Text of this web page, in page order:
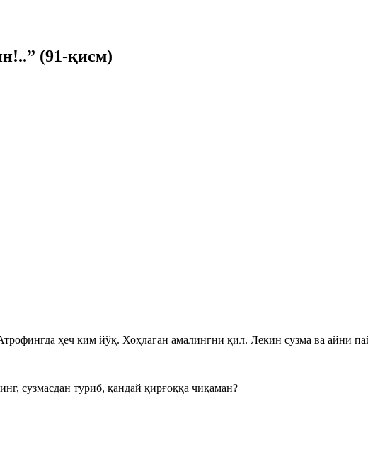
(91-қисм)
ҳеч ким йўқ. Хоҳлаган амалингни қил. Лекин сузма ва айни
сузмасдан туриб, қандай қирғоққа чиқаман?